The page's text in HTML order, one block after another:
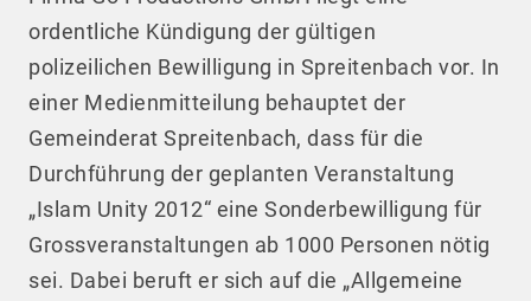
ordentliche Kündigung der gültigen
polizeilichen Bewilligung in Spreitenbach vor. In
einer Medienmitteilung behauptet der
Gemeinderat Spreitenbach, dass für die
Durchführung der geplanten Veranstaltung
„Islam Unity 2012“ eine Sonderbewilligung für
Grossveranstaltungen ab 1000 Personen nötig
sei. Dabei beruft er sich auf die „Allgemeine